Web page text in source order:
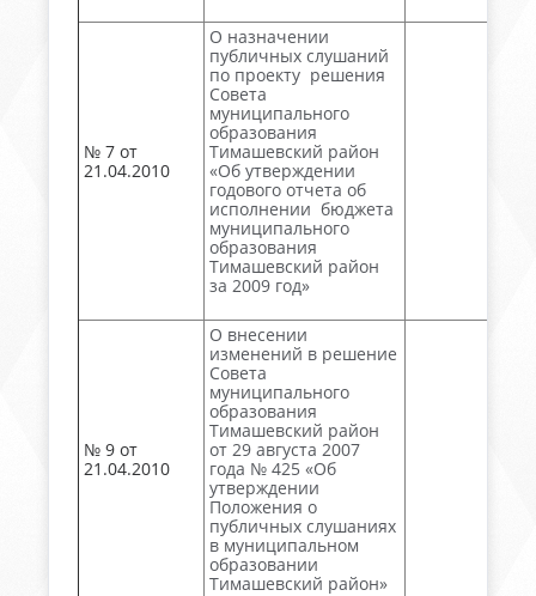
№ 7 от
21.04.2010
О назначении
публичных слушаний
по проекту решения
Совета
муниципального
образования
Тимашевский район
«Об утверждении
годового отчета об
исполнении бюджета
муниципального
образования
Тимашевский район
за 2009 год»
№ 9 от
21.04.2010
О внесении
изменений в решение
Совета
муниципального
образования
Тимашевский район
от 29 августа 2007
года № 425 «Об
утверждении
Положения о
публичных слушаниях
в муниципальном
образовании
Тимашевский район»